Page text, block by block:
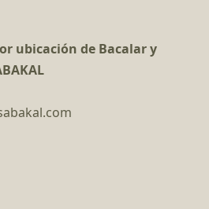
ubicación de Bacalar y